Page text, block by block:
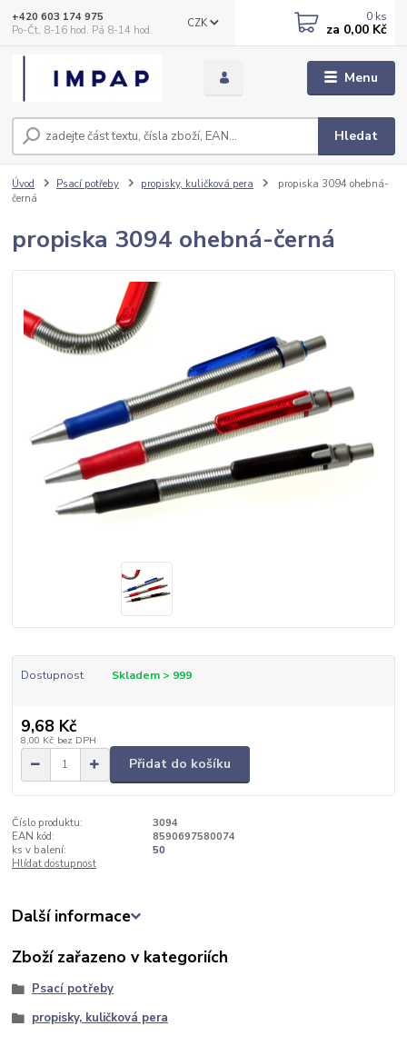
Menu
CZK
Hledat
+420 603 174 975
Po-Čt, 8-16 hod. Pá 8-14 hod.
0 ks
za 0,00 Kč
Úvod Psací potřeby propisky, kuličková pera
propiska 3094 ohebná-
černá
propiska 3094 ohebná-černá
Dostupnost Skladem > 999
9,68 Kč
8,00 Kč bez DPH
Přidat do košíku
Číslo produktu:
3094
EAN kód:
8590697580074
ks v balení:
50
Hlídat dostupnost
Další informace
Zboží zařazeno v kategoriích
Psací potřeby
propisky, kuličková pera